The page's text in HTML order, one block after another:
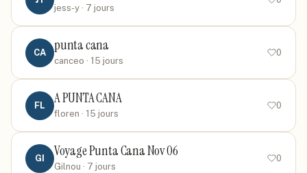
jess-y · 7 jours
CA punta cana
canceo · 15 jours
0
FL A PUNTA CANA
floren · 15 jours
0
GI Voyage Punta Cana Nov 06
Gilnou · 7 jours
0